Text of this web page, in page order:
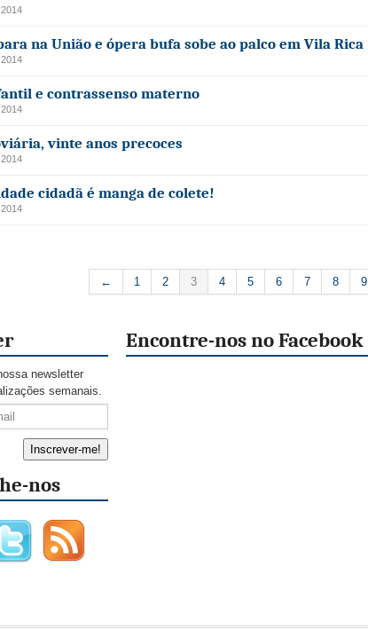
na União e ópera bufa sobe ao palco em Vila Rica
e contrassenso materno
vinte anos precoces
cidadã é manga de colete!
← 1 2 3 4 5 6 7 8 9
newsletter
semanais.
nos
Encontre-nos no Facebook